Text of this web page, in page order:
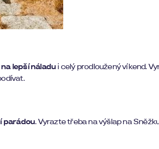
lepší náladui celý prodloužený víkend.
parádou. Vyrazte třeba na výšlap na